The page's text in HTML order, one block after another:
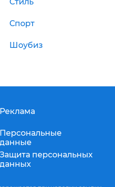
Спорт
Шоубиз
Реклама
Персональные
данные
Защита персональных
данных